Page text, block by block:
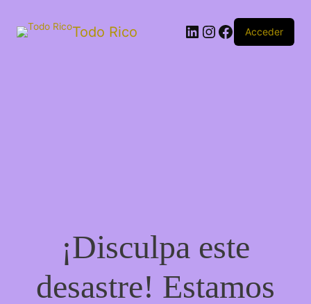
Todo Rico Acceder
¡Disculpa este
desastre! Estamos